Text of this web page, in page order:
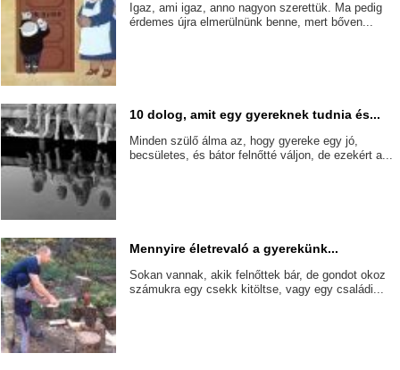
Igaz, ami igaz, anno nagyon szerettük. Ma pedig
érdemes újra elmerülnünk benne, mert bőven...
10 dolog, amit egy gyereknek tudnia és...
Minden szülő álma az, hogy gyereke egy jó,
becsületes, és bátor felnőtté váljon, de ezekért a...
Mennyire életrevaló a gyerekünk...
Sokan vannak, akik felnőttek bár, de gondot okoz
számukra egy csekk kitöltse, vagy egy családi...